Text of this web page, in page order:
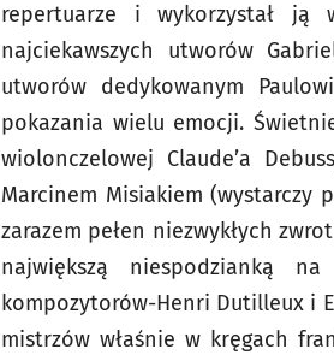
repertuarze i wykorzystał
najciekawszych utworów
utworów dedykowanym
pokazania wielu emocji.
wiolonczelowej Claude’a
Marcinem Misiakiem (wystarczy
zarazem pełen niezwykłych
największą niespodzianką
kompozytorów-Henri Dutilleux i
mistrzów właśnie w kręgach